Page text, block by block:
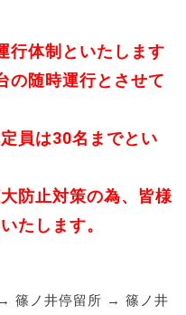
行体制といたします
の随時運行とさせて
員は30名までとい
防止対策の為、皆様
たします。
篠ノ井停留所 → 篠ノ井